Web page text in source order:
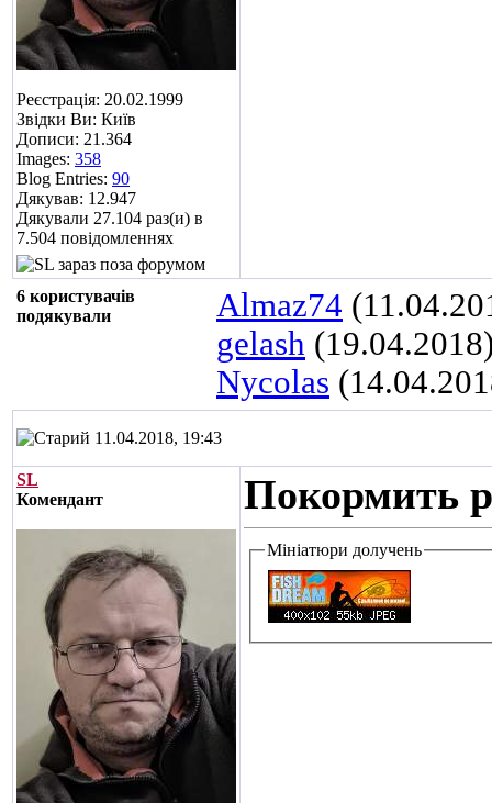
Реєстрація: 20.02.1999
Звідки Ви: Київ
Дописи: 21.364
Images: 358
Blog Entries: 90
Дякував: 12.947
Дякували 27.104 раз(и) в
7.504 повідомленнях
6 користувачів
подякували
Almaz74
gelash
Nycolas
11.04.2018, 19:43
SL
Комендант
Покормить
Мініатюри долучень